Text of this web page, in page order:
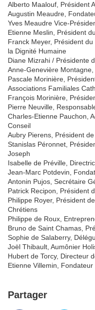
Alberto Maalouf, Président
Augustin Meaudre,
Yves Meaudre Vice-
Etienne Meslin, Président
Franck Meyer, Président
la Dignité Humaine
Diane Mizrahi / Présidente
Anne-Genevière
Pascale Morinière,
Associations Familiales
François Morinière,
Pierre Neuville,
Charles-Etienne Pauchon,
Conseil
Aubry Pierens, Président
Stanislas Péronnet,
Joseph
Isabelle de Préville,
Jean-Marc Potdevin,
Antonin Pujos, Secrétaire
Patrick Recipon, Président
Philippe Royer, Président
Chrétiens
Philippe de Roux,
Bruno de Saint Chamas,
Sophie de Salaberry,
Joël Thibault, Aumônier
Hubert de Torcy, Directeur
Etienne Villemin,
Partager